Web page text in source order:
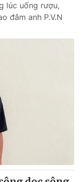
lúc uống rượu,
đâm anh P.V.N